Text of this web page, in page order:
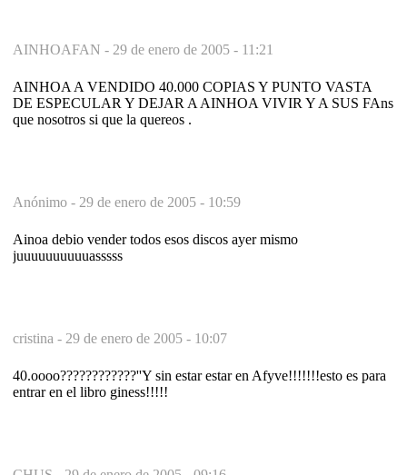
AINHOAFAN - 29 de enero de 2005 - 11:21
AINHOA A VENDIDO 40.000 COPIAS Y PUNTO VASTA
DE ESPECULAR Y DEJAR A AINHOA VIVIR Y A SUS FAns
que nosotros si que la quereos .
Anónimo - 29 de enero de 2005 - 10:59
Ainoa debio vender todos esos discos ayer mismo
juuuuuuuuuuasssss
cristina - 29 de enero de 2005 - 10:07
40.oooo????????????''Y sin estar estar en Afyve!!!!!!!esto es para
entrar en el libro giness!!!!!